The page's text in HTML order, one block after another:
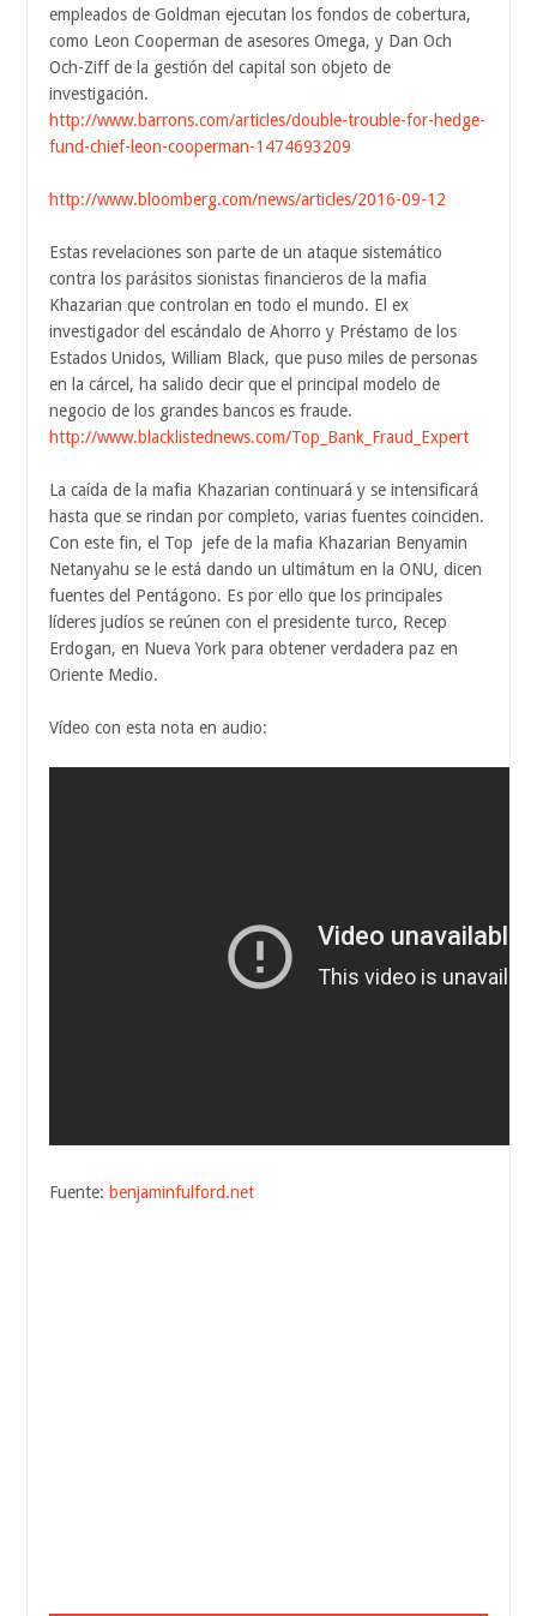
empleados de Goldman ejecutan los fondos de cobertura,
como Leon Cooperman de asesores Omega, y Dan Och
Och-Ziff de la gestión del capital son objeto de
investigación.
http://www.barrons.com/articles/double-trouble-for-hedge-
fund-chief-leon-cooperman-1474693209
http://www.bloomberg.com/news/articles/2016-09-12
Estas revelaciones son parte de un ataque sistemático
contra los parásitos sionistas financieros de la mafia
Khazarian que controlan en todo el mundo. El ex
investigador del escándalo de Ahorro y Préstamo de los
Estados Unidos, William Black, que puso miles de personas
en la cárcel, ha salido decir que el principal modelo de
negocio de los grandes bancos es fraude.
http://www.blacklistednews.com/Top_Bank_Fraud_Expert
La caída de la mafia Khazarian continuará y se intensificará
hasta que se rindan por completo, varias fuentes coinciden.
Con este fin, el Top jefe de la mafia Khazarian Benyamin
Netanyahu se le está dando un ultimátum en la ONU, dicen
fuentes del Pentágono. Es por ello que los principales
líderes judíos se reúnen con el presidente turco, Recep
Erdogan, en Nueva York para obtener verdadera paz en
Oriente Medio.
Vídeo con esta nota en audio:
Fuente: benjaminfulford.net